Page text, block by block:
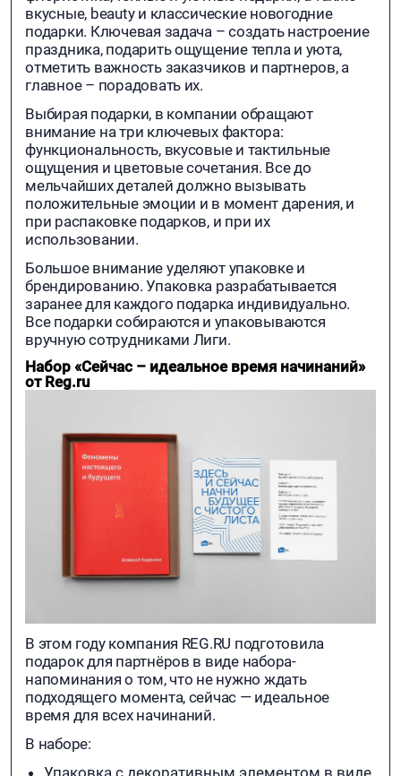
вкусные, beauty и классические новогодние
подарки. Ключевая задача – создать настроение
праздника, подарить ощущение тепла и уюта,
отметить важность заказчиков и партнеров, а
главное – порадовать их.
Выбирая подарки, в компании обращают
внимание на три ключевых фактора:
функциональность, вкусовые и тактильные
ощущения и цветовые сочетания. Все до
мельчайших деталей должно вызывать
положительные эмоции и в момент дарения, и
при распаковке подарков, и при их
использовании.
Большое внимание уделяют упаковке и
брендированию. Упаковка разрабатывается
заранее для каждого подарка индивидуально.
Все подарки собираются и упаковываются
вручную сотрудниками Лиги.
Набор «Сейчас – идеальное время начинаний»
от Reg.ru
В этом году компания REG.RU подготовила
подарок для партнёров в виде набора-
напоминания о том, что не нужно ждать
подходящего момента, сейчас — идеальное
время для всех начинаний.
В наборе: